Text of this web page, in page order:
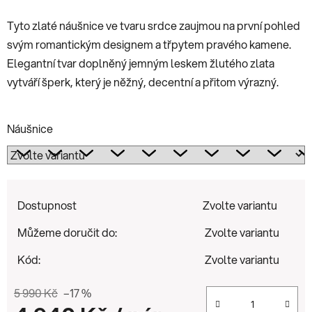
Tyto zlaté náušnice ve tvaru srdce zaujmou na první pohled
svým romantickým designem a třpytem pravého kamene.
Elegantní tvar doplněný jemným leskem žlutého zlata
vytváří šperk, který je něžný, decentní a přitom výrazný.
Náušnice
Dostupnost
Zvolte variantu
Můžeme doručit do:
Zvolte variantu
Kód:
Zvolte variantu
5 990 Kč –17 %